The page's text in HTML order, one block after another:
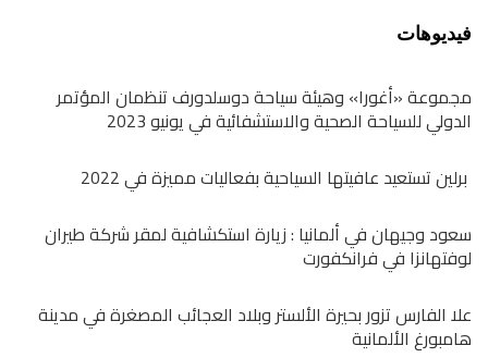
فيديوهات
مجموعة «أغورا» وهيئة سياحة دوسلدورف تنظمان المؤتمر
الدولي للسياحة الصحية والاستشفائية في يونيو 2023
سعود وجيهان في ألمانيا : زيارة استكشافية لمقر شركة طيران
لوفتهانزا في فرانكفورت
علا الفارس تزور بحيرة الألستر وبلاد العجائب المصغرة في مدينة
هامبورغ الألمانية